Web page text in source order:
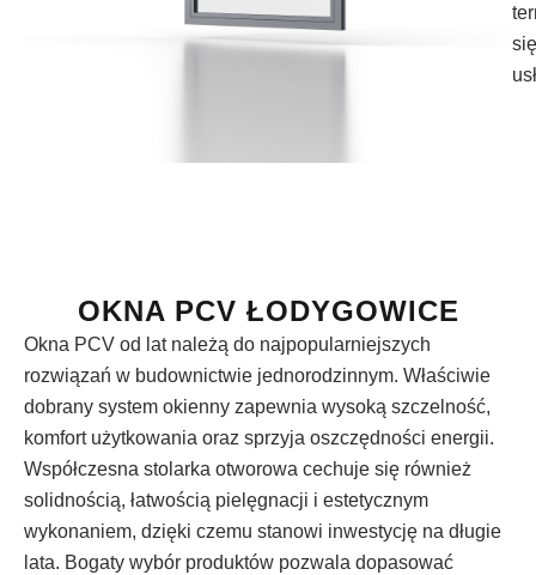
OKNA PCV ŁODYGOWICE
Okna PCV od lat należą do najpopularniejszych
rozwiązań w budownictwie jednorodzinnym. Właściwie
dobrany system okienny zapewnia wysoką szczelność,
komfort użytkowania oraz sprzyja oszczędności energii.
Współczesna stolarka otworowa cechuje się również
solidnością, łatwością pielęgnacji i estetycznym
wykonaniem, dzięki czemu stanowi inwestycję na długie
lata. Bogaty wybór produktów pozwala dopasować